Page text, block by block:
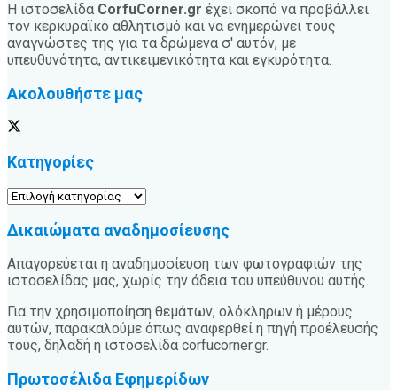
Η ιστοσελίδα CorfuCorner.gr έχει σκοπό να προβάλλει
τον κερκυραϊκό αθλητισμό και να ενημερώνει τους
αναγνώστες της για τα δρώμενα σ' αυτόν, με
υπευθυνότητα, αντικειμενικότητα και εγκυρότητα.
Ακολουθήστε μας
Κατηγορίες
Κατηγορίες
Δικαιώματα αναδημοσίευσης
Απαγορεύεται η αναδημοσίευση των φωτογραφιών της
ιστοσελίδας μας, χωρίς την άδεια του υπεύθυνου αυτής.
Για την χρησιμοποίηση θεμάτων, ολόκληρων ή μέρους
αυτών, παρακαλούμε όπως αναφερθεί η πηγή προέλευσής
τους, δηλαδή η ιστοσελίδα corfucorner.gr.
Πρωτοσέλιδα Εφημερίδων